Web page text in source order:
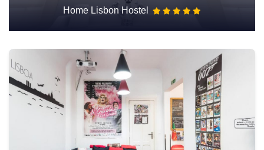
Home Lisbon Hostel